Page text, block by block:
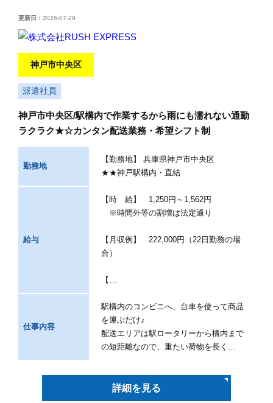
更新日： 2026-07-29
神戸市中央区
派遣社員
神戸市中央区/駅構内で作業するから雨にも濡れない通勤
ラクラク★☆カンタン配送業務・希望シフト制
勤務地
【勤務地】 兵庫県神戸市中央区
★★神戸駅構内・直結
給与
【時 給】 1,250円～1,562円
※時間外等の割増は法定通り
【月収例】 222,000円（22日勤務の場
合）
【…
仕事内容
駅構内のコンビニへ、台車を使って商品
を運ぶだけ♪
配送エリアは駅ロータリーから構内まで
の短距離なので、重たい荷物を長く…
詳細を見る